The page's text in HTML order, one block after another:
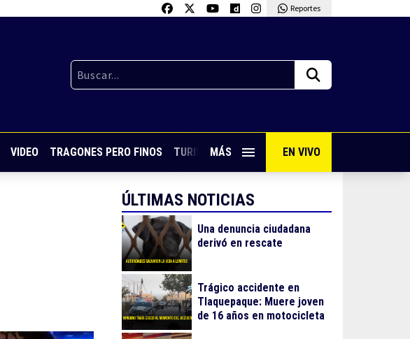
Reportes
VIDEO TRAGONES PERO FINOS TURISMO CON SABOR VIVE PUERTO VALLARTA
MÁS EN VIVO
ÚLTIMAS NOTICIAS
Una denuncia ciudadana
derivó en rescate
Trágico accidente en
Tlaquepaque: Muere joven
de 16 años en motocicleta